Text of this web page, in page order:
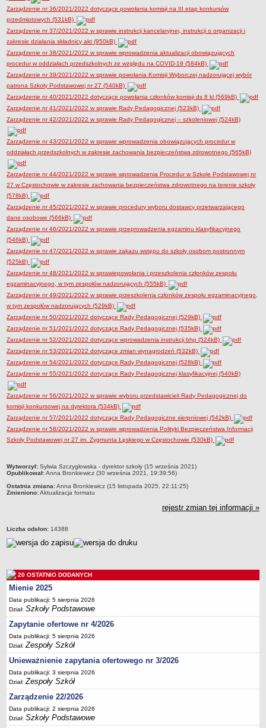
Zarządzenie nr 36/2021/2022 dotyczące powołania komisji na III etap konkursów
przedmiotowych (531kB)
Zarządzenie nr 37/2021/2022 w sprawie instrukcji kancelaryjnej, instrukcji o organizacji i
zakresie działania składnicy akt (950kB)
Zarządzenie nr 38/2021/2022 w sprawie wprowadzenia aktualizacji obowiązujących
procedur w oddziałach przedszkolnych ze względu na COVID-19 (584kB)
Zarządzenie nr 39/2021/2022 w sprawie powołania Komisji Wyborczej nadzorującej wybór
patrona Szkoły Podstawowej nr 27 (540kB)
Zarządzenie nr 40/2021/2022 dotyczące powołania członków komisji ds 8 kl (569kB)
Zarządzenie nr 41/2021/2022 w sprawie Rady Pedagogicznej (523kB)
Zarządzenie nr 42/2021/2022 w sprawie Rady Pedagogicznej – szkoleniowej (524kB)
Zarządzenie nr 43/2021/2022 w sprawie wprowadzenia obowiązujących procedur w
oddziałach przedszkolnych w zakresie zachowania bezpieczeństwa zdrowotnego (565kB)
Zarządzenie nr 44/2021/2022 w sprawie wprowadzenia Procedur w Szkole Podstawowej nr
27 w Częstochowie w zakresie zachowania bezpieczeństwa zdrowotnego na terenie szkoły
(578kB)
Zarządzenie nr 45/2021/2022 w sprawie procedury wyboru dostawcy przetwarzającego
dane osobowe (566kB)
Zarządzenie nr 46/2021/2022 w sprawie przeprowadzenia egzaminu klasyfikacyjnego
(546kB)
Zarządzenie nr 47/2021/2022 w sprawie zakazu wstępu do szkoły osobom postronnym
(525kB)
Zarządzenie nr 48/2021/2022 w sprawiepowołania i przeszkolenia członków zespołu
egzaminacyjnego, w tym zespołów nadzorujących (555kB)
Zarządzenie nr 49/2021/2022 w sprawie przeszkolenia członków zespołu egzaminacyjnego,
w tym zespołów nadzorujących (529kB)
Zarządzenie nr 50/2021/2022 dotyczące Rady Pedagogicznej (529kB)
Zarządzenie nr 51/2021/2022 dotyczące Rady Pedagogicznej (535kB)
Zarządzenie nr 52/2021/2022 dotyczące wprowadzenia instrukcji bhp (524kB)
Zarządzenie nr 53/2021/2022 dotyczące zmian wynagrodzeń (532kB)
Zarządzenie nr 54/2021/2022 dotyczące Rady Pedagogicznej (528kB)
Zarządzenie nr 55/2021/2022 dotyczące Rady Pedagogicznej klasyfikacyjnej (540kB)
Zarządzenie nr 56/2021/2022 w sprawie wyboru przedstawicieli Rady Pedagogicznej do
komisji konkursowej na dyrektora (534kB)
Zarządzenie nr 57/2021/2022 dotyczące Rady Pedagogiczne sierpniowej (542kB)
Zarządzenie nr 58/2021/2022 w sprawie wprowadzenia Polityki Bezpieczeństwa Informacji
Szkoły Podstawowej nr 27 im. Zygmunta Łęskiego w Częstochowie (530kB)
metryczka
Wytworzył: Sylwia Szczygłowska - dyrektor szkoły (15 września 2021)
Opublikował:Anna Bronkiewicz (30 września 2021, 19:39:56)
Ostatnia zmiana:Anna Bronkiewicz (15 listopada 2025, 22:11:25)
Zmieniono:Aktualizacja formatu
rejestr zmian tej informacji »
Liczba odsłon: 14388
20 OSTATNIO DODANYCH
Mienie 2025
Data publikacji: 5 sierpnia 2026
Dział:Szkoły Podstawowe
Zapytanie ofertowe nr 4/2026
Data publikacji: 5 sierpnia 2026
Dział:Zespoły Szkół
Unieważnienie zapytania ofertowego nr 3/2026
Data publikacji: 3 sierpnia 2026
Dział:Zespoły Szkół
Zarządzenie 22/2026
Data publikacji: 2 sierpnia 2026
Dział:Szkoły Podstawowe